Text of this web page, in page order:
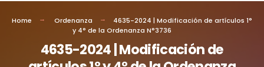
Home Ordenanza
4635-2024 | Modificación de artículos 1°
y 4° de la Ordenanza N°3736
4635-2024 | Modificación de